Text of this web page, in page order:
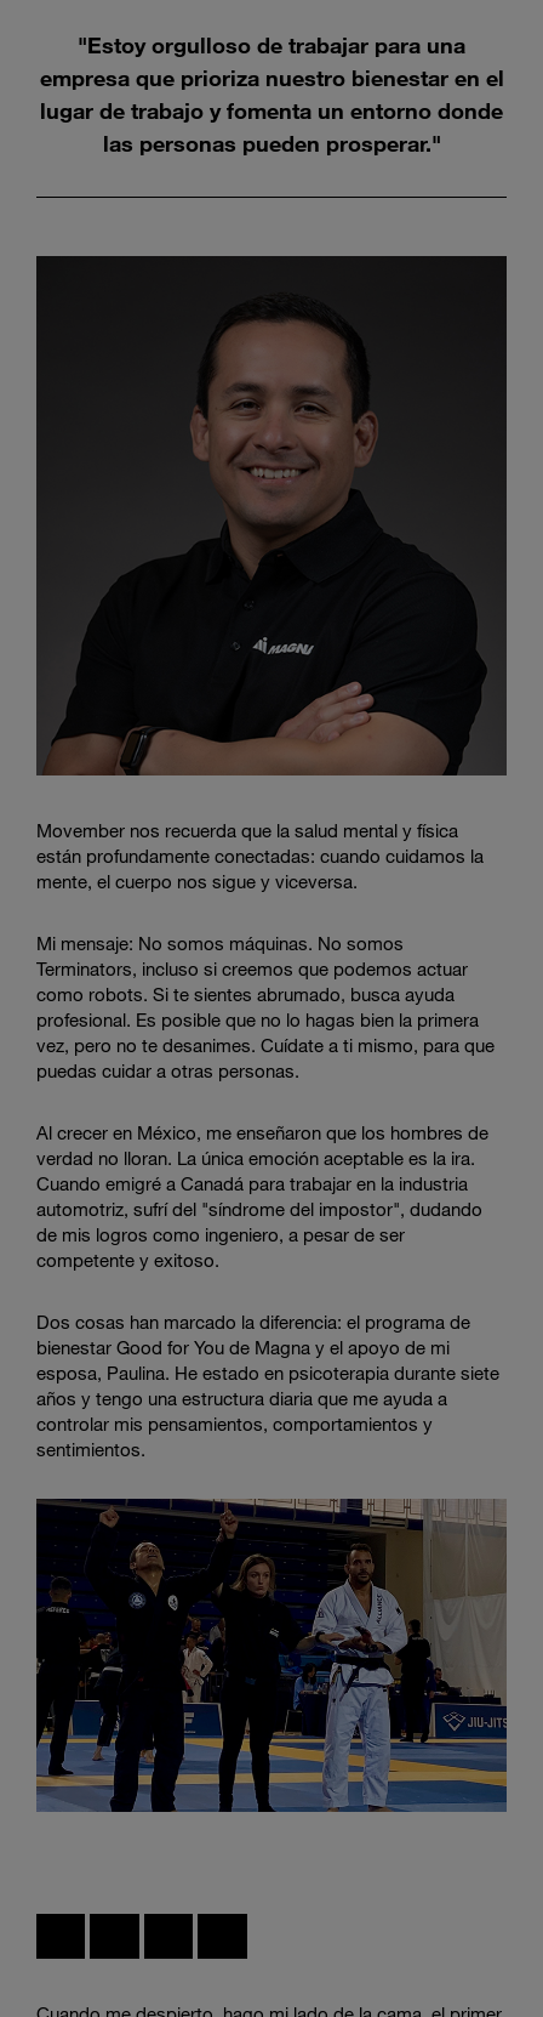
"Estoy orgulloso de trabajar para una
empresa que prioriza nuestro bienestar en el
lugar de trabajo y fomenta un entorno donde
las personas pueden prosperar."
Movember nos recuerda que la salud mental y física
están profundamente conectadas: cuando cuidamos la
mente, el cuerpo nos sigue y viceversa.
Mi mensaje: No somos máquinas. No somos
Terminators, incluso si creemos que podemos actuar
como robots. Si te sientes abrumado, busca ayuda
profesional. Es posible que no lo hagas bien la primera
vez, pero no te desanimes. Cuídate a ti mismo, para que
puedas cuidar a otras personas.
Al crecer en México, me enseñaron que los hombres de
verdad no lloran. La única emoción aceptable es la ira.
Cuando emigré a Canadá para trabajar en la industria
automotriz, sufrí del "síndrome del impostor", dudando
de mis logros como ingeniero, a pesar de ser
competente y exitoso.
Dos cosas han marcado la diferencia: el programa de
bienestar Good for You de Magna y el apoyo de mi
esposa, Paulina. He estado en psicoterapia durante siete
años y tengo una estructura diaria que me ayuda a
controlar mis pensamientos, comportamientos y
sentimientos.